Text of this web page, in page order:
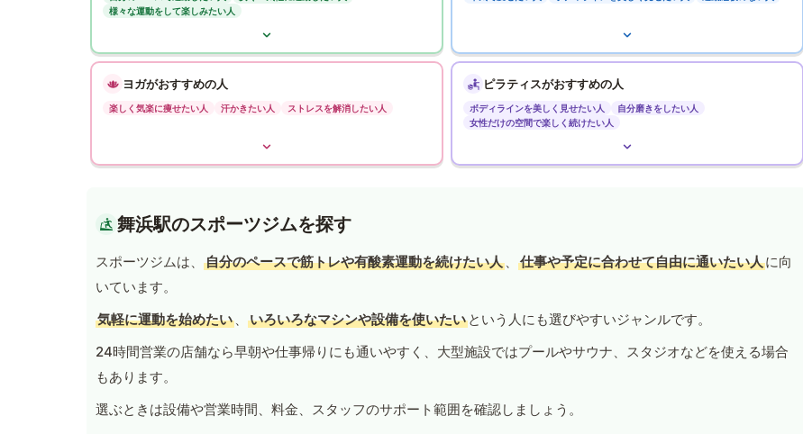
様々な運動をして楽しみたい人
ヨガがおすすめの人
楽しく気楽に痩せたい人 汗かきたい人 ストレスを解消したい人
ピラティスがおすすめの人
ボディラインを美しく見せたい人
自分磨きをしたい人
女性だけの空間で楽しく続けたい人
舞浜駅のスポーツジムを探す
スポーツジムは、 自分のペースで筋トレや有酸素運動を続けたい人 、 仕事や予定に合わせて自由に通いたい人に向
いています。
気軽に運動を始めたい 、 いろいろなマシンや設備を使いたい という人にも選びやすいジャンルです。
24時間営業の店舗なら早朝や仕事帰りにも通いやすく、大型施設ではプールやサウナ、スタジオなどを使える場合
もあります。
選ぶときは設備や営業時間、料金、スタッフのサポート範囲を確認しましょう。